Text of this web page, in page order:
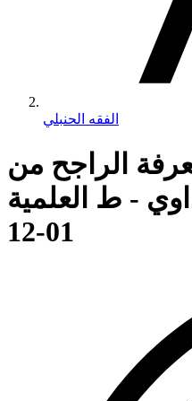
الفقه الحنبلي
الراجح من
- ط العلمية
01-12